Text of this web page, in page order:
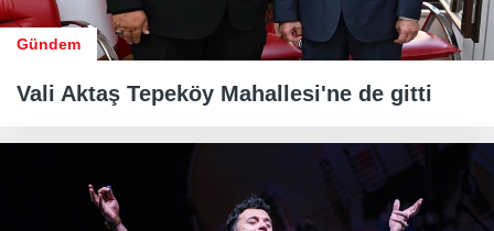
Gündem
Vali Aktaş Tepeköy Mahallesi'ne de gitti